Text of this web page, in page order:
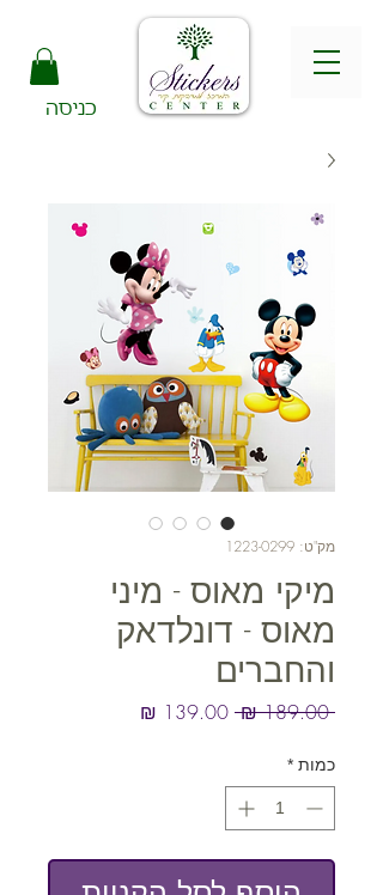
כניסה
מק"ט: 1223-0299
מיקי מאוס - מיני
מאוס - דונלדאק
והחברים
‏189.00 ‏₪
מחיר
כמות *